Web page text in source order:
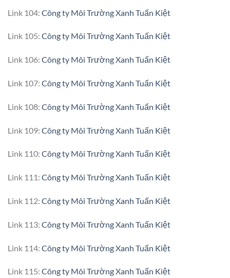
Link 104: Công ty Môi Trường Xanh Tuấn Kiệt
Link 105: Công ty Môi Trường Xanh Tuấn Kiệt
Link 106: Công ty Môi Trường Xanh Tuấn Kiệt
Link 107: Công ty Môi Trường Xanh Tuấn Kiệt
Link 108: Công ty Môi Trường Xanh Tuấn Kiệt
Link 109: Công ty Môi Trường Xanh Tuấn Kiệt
Link 110: Công ty Môi Trường Xanh Tuấn Kiệt
Link 111: Công ty Môi Trường Xanh Tuấn Kiệt
Link 112: Công ty Môi Trường Xanh Tuấn Kiệt
Link 113: Công ty Môi Trường Xanh Tuấn Kiệt
Link 114: Công ty Môi Trường Xanh Tuấn Kiệt
Link 115: Công ty Môi Trường Xanh Tuấn Kiệt